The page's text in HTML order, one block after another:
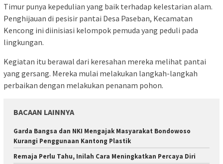
Timur punya kepedulian yang baik terhadap kelestarian alam.
Penghijauan di pesisir pantai Desa Paseban, Kecamatan
Kencong ini diinisiasi kelompok pemuda yang peduli pada
lingkungan.
Kegiatan itu berawal dari keresahan mereka melihat pantai
yang gersang. Mereka mulai melakukan langkah-langkah
perbaikan dengan melakukan penanam pohon.
BACAAN LAINNYA
Garda Bangsa dan NKI Mengajak Masyarakat Bondowoso
Kurangi Penggunaan Kantong Plastik
Remaja Perlu Tahu, Inilah Cara Meningkatkan Percaya Diri